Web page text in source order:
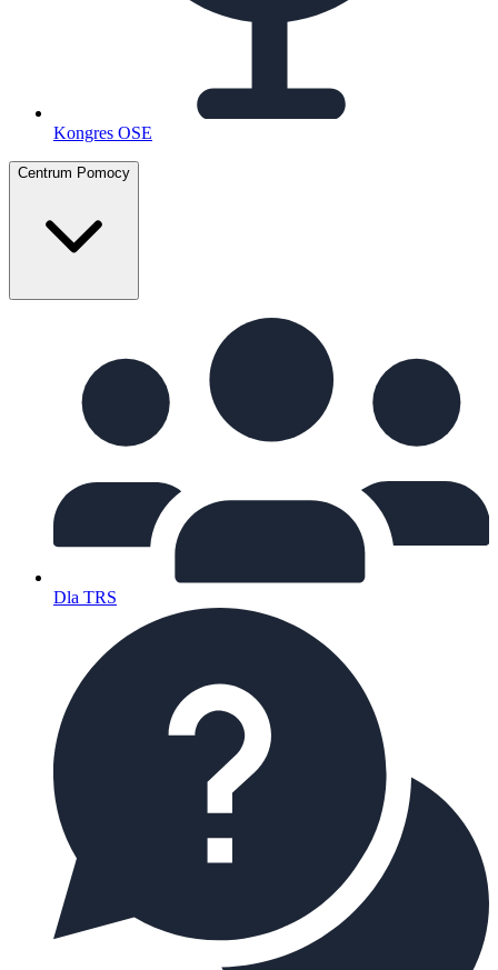
Kongres OSE
Centrum Pomocy
Dla TRS